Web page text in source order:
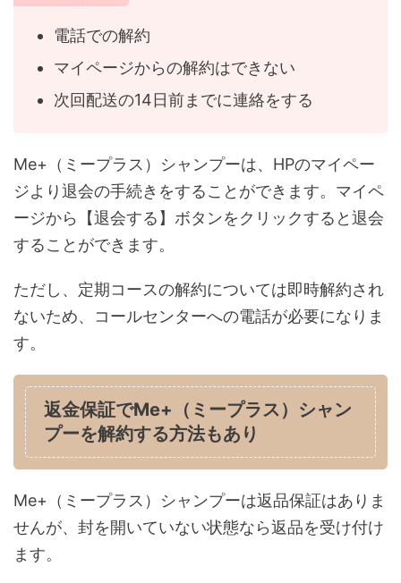
電話での解約
マイページからの解約はできない
次回配送の14日前までに連絡をする
Me+（ミープラス）シャンプーは、HPのマイペー
ジより退会の手続きをすることができます。マイペ
ージから【退会する】ボタンをクリックすると退会
することができます。
ただし、定期コースの解約については即時解約され
ないため、コールセンターへの電話が必要になりま
す。
返金保証でMe+（ミープラス）シャン
プーを解約する方法もあり
Me+（ミープラス）シャンプーは返品保証はありま
せんが、封を開いていない状態なら返品を受け付け
ます。